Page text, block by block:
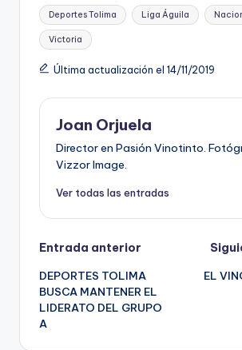
Deportes Tolima Liga Águila
Victoria
Última actualización el 14/11/2019
Joan Orjuela
Director en Pasión Vinotinto.
Vizzor Image.
Ver todas las entradas
Navegación
de
entradas
Entrada anterior
DEPORTES TOLIMA
BUSCA MANTENER EL
LIDERATO DEL GRUPO
A
EL